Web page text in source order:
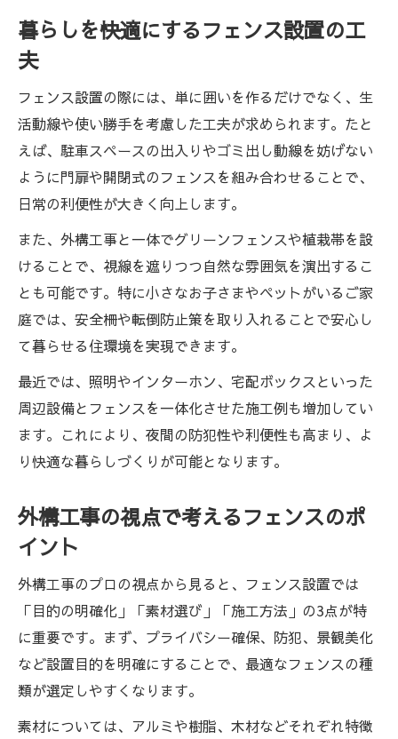
暮らしを快適にするフェンス設置の工
夫
フェンス設置の際には、単に囲いを作るだけでなく、生
活動線や使い勝手を考慮した工夫が求められます。たと
えば、駐車スペースの出入りやゴミ出し動線を妨げない
ように門扉や開閉式のフェンスを組み合わせることで、
日常の利便性が大きく向上します。
また、外構工事と一体でグリーンフェンスや植栽帯を設
けることで、視線を遮りつつ自然な雰囲気を演出するこ
とも可能です。特に小さなお子さまやペットがいるご家
庭では、安全柵や転倒防止策を取り入れることで安心し
て暮らせる住環境を実現できます。
最近では、照明やインターホン、宅配ボックスといった
周辺設備とフェンスを一体化させた施工例も増加してい
ます。これにより、夜間の防犯性や利便性も高まり、よ
り快適な暮らしづくりが可能となります。
外構工事の視点で考えるフェンスのポ
イント
外構工事のプロの視点から見ると、フェンス設置では
「目的の明確化」「素材選び」「施工方法」の3点が特
に重要です。まず、プライバシー確保、防犯、景観美化
など設置目的を明確にすることで、最適なフェンスの種
類が選定しやすくなります。
素材については、アルミや樹脂、木材などそれぞれ特徴